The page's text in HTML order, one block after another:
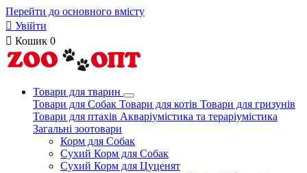
Перейти до основного вмісту
 Увійти
 Кошик 0
Товари для тварин
Товари для Собак Товари для котів Товари для гризунів
Товари для птахів Акваріумістика та тераріумістика
Загальні зоотовари
Корм для Собак
Сухий Корм для Собак
Сухий Корм для Цуценят